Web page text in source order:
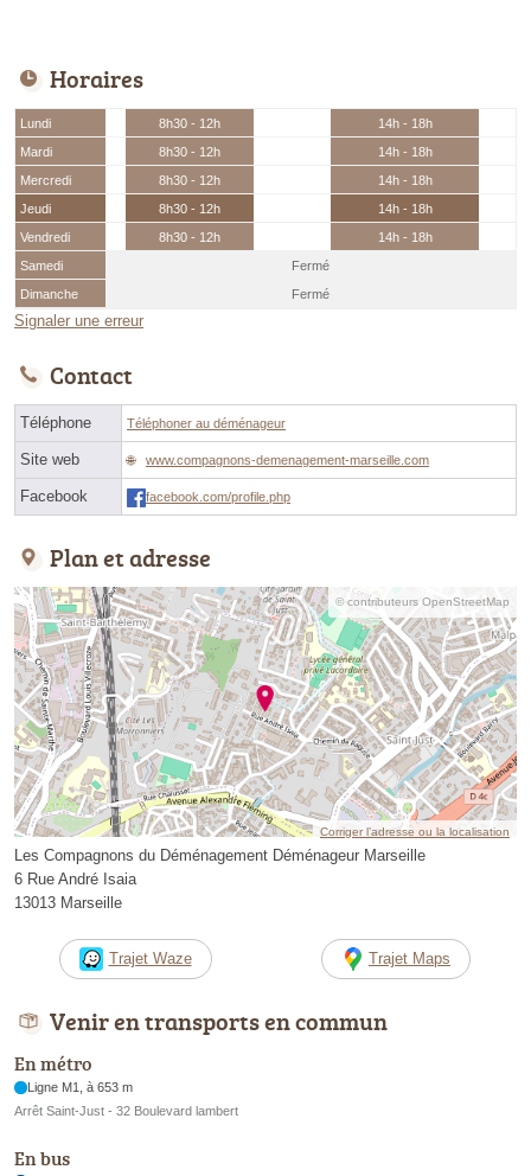
Horaires
Lundi 8h30 - 12h
14h - 18h
Mardi
8h30 - 12h
14h - 18h
Mercredi
8h30 - 12h
14h - 18h
Jeudi
8h30 - 12h
14h - 18h
Vendredi
8h30 - 12h
14h - 18h
Samedi
Fermé
Dimanche
Fermé
Signaler une erreur
Contact
Téléphone Téléphoner au déménageur
Site web www.compagnons-demenagement-marseille.com
Facebook facebook.com/profile.php
Plan et adresse
© contributeurs OpenStreetMap
Corriger l’adresse ou la localisation
Les Compagnons du Déménagement Déménageur Marseille
6 Rue André Isaia
13013 Marseille
Trajet Waze Trajet Maps
Venir en transports en commun
En métro
Ligne M1, à 653 m
Arrêt Saint-Just - 32 Boulevard lambert
En bus